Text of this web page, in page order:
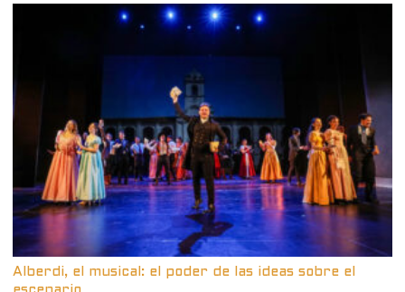
Alberdi, el musical: el poder de las ideas sobre el